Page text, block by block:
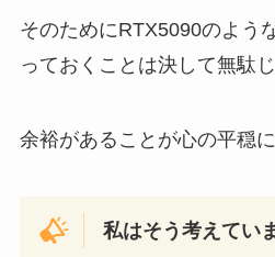
そのためにRTX5090のよう
っておくことは決して無駄じ
余裕があることが心の平穏に
私はそう考えてい